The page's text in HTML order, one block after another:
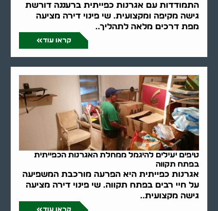
התמודדות עם אגרנות כפייתית ברעננה דורשת
גישה מקיפה ומקצועית. שי פינוי דירה מציעה
מפת דרכים מלאה לתהליך..
קראו עוד
טיפים יעילים להיגמל ממחלת האגרנות הכפייתית
בפתח תקווה
אגרנות כפייתית היא הפרעה מורכבת המשפיעה
על חיי רבים בפתח תקווה. שי פינוי דירה מציעה
גישה מקצועית..
קראו עוד